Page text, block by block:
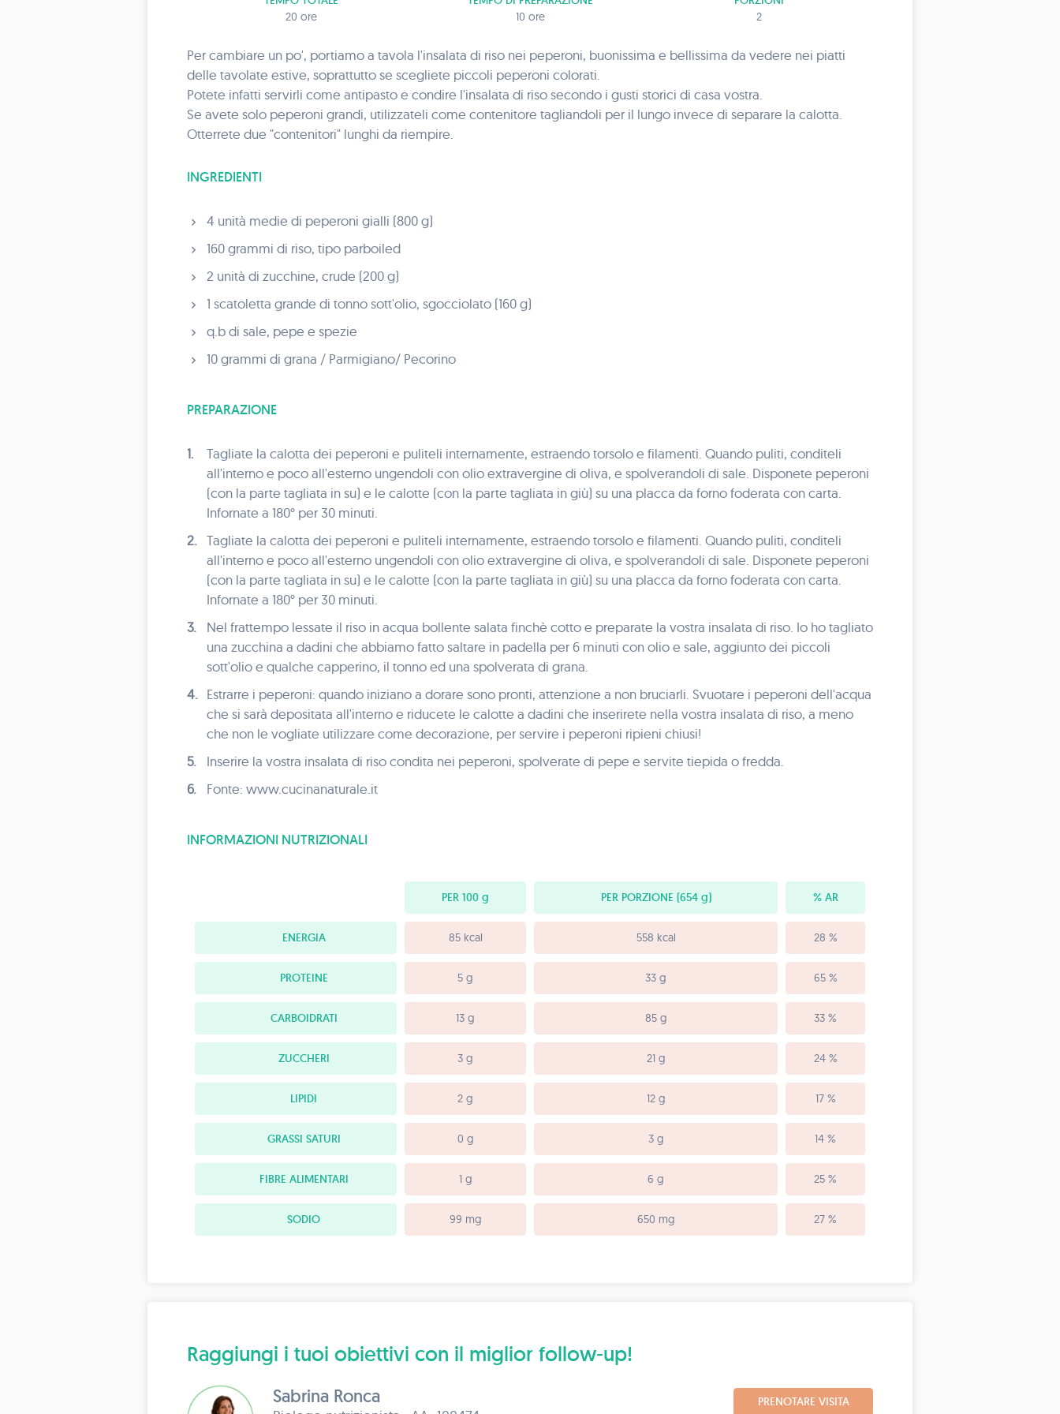
20 ore
10 ore
2
Per cambiare un po', portiamo a tavola l'insalata di riso nei peperoni, buonissima e bellissima da vedere nei piatti
delle tavolate estive, soprattutto se scegliete piccoli peperoni colorati.
Potete infatti servirli come antipasto e condire l'insalata di riso secondo i gusti storici di casa vostra.
Se avete solo peperoni grandi, utilizzateli come contenitore tagliandoli per il lungo invece di separare la calotta.
Otterrete due "contenitori" lunghi da riempire.
INGREDIENTI
4 unità medie di peperoni gialli (800 g)
160 grammi di riso, tipo parboiled
2 unità di zucchine, crude (200 g)
1 scatoletta grande di tonno sott'olio, sgocciolato (160 g)
q.b di sale, pepe e spezie
10 grammi di grana / Parmigiano/ Pecorino
PREPARAZIONE
1.
Tagliate la calotta dei peperoni e puliteli internamente, estraendo torsolo e filamenti. Quando puliti, conditeli
all'interno e poco all'esterno ungendoli con olio extravergine di oliva, e spolverandoli di sale. Disponete peperoni
(con la parte tagliata in su) e le calotte (con la parte tagliata in giù) su una placca da forno foderata con carta.
Infornate a 180° per 30 minuti.
2.
Tagliate la calotta dei peperoni e puliteli internamente, estraendo torsolo e filamenti. Quando puliti, conditeli
all'interno e poco all'esterno ungendoli con olio extravergine di oliva, e spolverandoli di sale. Disponete peperoni
(con la parte tagliata in su) e le calotte (con la parte tagliata in giù) su una placca da forno foderata con carta.
Infornate a 180° per 30 minuti.
3.
Nel frattempo lessate il riso in acqua bollente salata finchè cotto e preparate la vostra insalata di riso. Io ho tagliato
una zucchina a dadini che abbiamo fatto saltare in padella per 6 minuti con olio e sale, aggiunto dei piccoli
sott'olio e qualche capperino, il tonno ed una spolverata di grana.
4.
Estrarre i peperoni: quando iniziano a dorare sono pronti, attenzione a non bruciarli. Svuotare i peperoni dell'acqua
che si sarà depositata all'interno e riducete le calotte a dadini che inserirete nella vostra insalata di riso, a meno
che non le vogliate utilizzare come decorazione, per servire i peperoni ripieni chiusi!
5.
Inserire la vostra insalata di riso condita nei peperoni, spolverate di pepe e servite tiepida o fredda.
6.
Fonte: www.cucinanaturale.it
INFORMAZIONI NUTRIZIONALI
PER 100 g PER PORZIONE (654 g) % AR
ENERGIA 85 kcal 558 kcal 28 %
PROTEINE 5 g 33 g 65 %
CARBOIDRATI 13 g 85 g 33 %
ZUCCHERI 3 g 21 g 24 %
LIPIDI 2 g 12 g 17 %
GRASSI SATURI 0 g 3 g 14 %
FIBRE ALIMENTARI 1 g 6 g 25 %
SODIO 99 mg 650 mg 27 %
Raggiungi i tuoi obiettivi con il miglior follow-up!
Sabrina Ronca PRENOTARE VISITA